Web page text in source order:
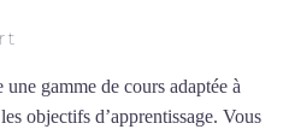
une gamme de cours adaptée à
objectifs d’apprentissage. Vous